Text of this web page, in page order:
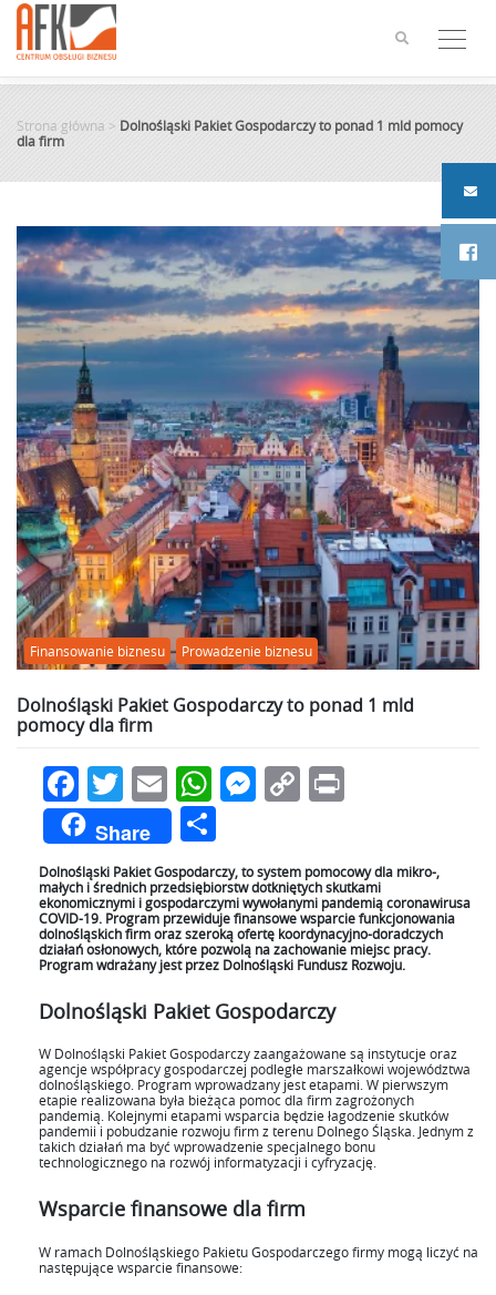
content
Strona główna > Dolnośląski Pakiet Gospodarczy to ponad 1 mld pomocy
dla firm
Finansowanie biznesu Prowadzenie biznesu
Dolnośląski Pakiet Gospodarczy to ponad 1 mld
pomocy dla firm
Facebook
Twitter
EmailWhatsApp
Messenger
Copy
Share
się
Dolnośląski Pakiet Gospodarczy, to system pomocowy dla mikro-,
małych i średnich przedsiębiorstw dotkniętych skutkami
ekonomicznymi i gospodarczymi wywołanymi pandemią coronawirusa
COVID-19. Program przewiduje finansowe wsparcie funkcjonowania
dolnośląskich firm oraz szeroką ofertę koordynacyjno-doradczych
działań osłonowych, które pozwolą na zachowanie miejsc pracy.
Program wdrażany jest przez Dolnośląski Fundusz Rozwoju.
Dolnośląski Pakiet Gospodarczy
W Dolnośląski Pakiet Gospodarczy zaangażowane są instytucje oraz
agencje współpracy gospodarczej podległe marszałkowi województwa
dolnośląskiego. Program wprowadzany jest etapami. W pierwszym
etapie realizowana była bieżąca pomoc dla firm zagrożonych
pandemią. Kolejnymi etapami wsparcia będzie łagodzenie skutków
pandemii i pobudzanie rozwoju firm z terenu Dolnego Śląska. Jednym z
takich działań ma być wprowadzenie specjalnego bonu
technologicznego na rozwój informatyzacji i cyfryzację.
Wsparcie finansowe dla firm
W ramach Dolnośląskiego Pakietu Gospodarczego firmy mogą liczyć na
następujące wsparcie finansowe: